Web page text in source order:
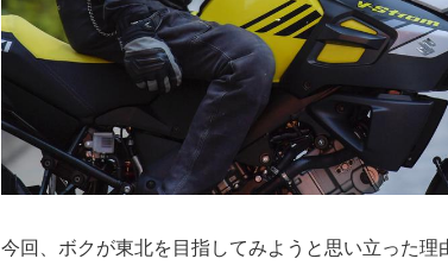
今回、ボクが東北を目指してみようと思い立った